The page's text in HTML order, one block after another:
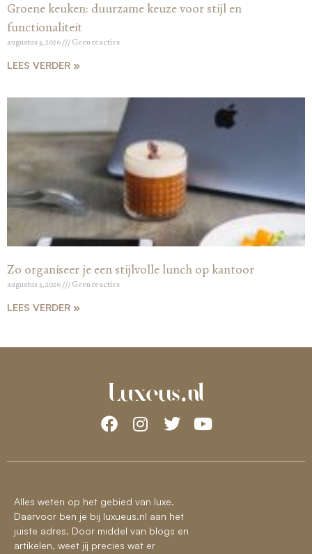
Groene keuken: duurzame keuze voor stijl en
functionaliteit
augustus 3, 2026 Geen reacties
LEES VERDER »
Zo organiseer je een stijlvolle lunch op kantoor
augustus 3, 2026 Geen reacties
LEES VERDER »
Alles weten op het gebied van luxe.
Daarvoor ben je bij luxueus.nl aan het
juiste adres. Door middel van blogs en
artikelen, weet jij precies wat er